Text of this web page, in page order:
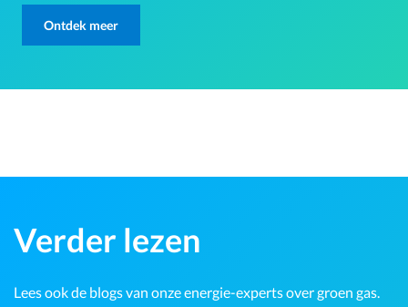
Ontdek meer
Verder lezen
Lees ook de blogs van onze energie-experts over groen gas.